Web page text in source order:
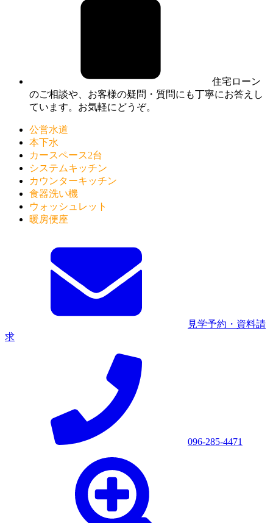
住宅ローン
のご相談や、お客様の疑問・質問にも丁寧にお答えし
ています。お気軽にどうぞ。
公営水道
本下水
カースペース2台
システムキッチン
カウンターキッチン
食器洗い機
ウォッシュレット
暖房便座
見学予約・資料請
求
096-285-4471